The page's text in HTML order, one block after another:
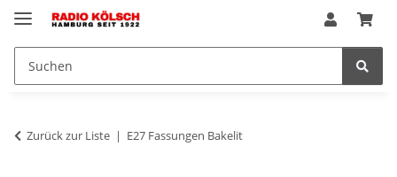
Zurück zur Liste E27 Fassungen Bakelit